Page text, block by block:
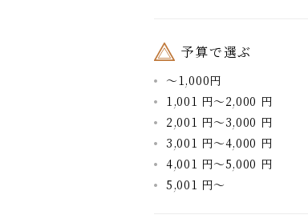
予算で選ぶ
～1,000円
1,001 円～2,000 円
2,001 円～3,000 円
3,001 円～4,000 円
4,001 円～5,000 円
5,001 円～